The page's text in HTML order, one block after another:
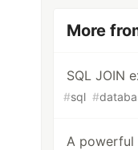
More
SQL JOIN
#sql #
A powerful